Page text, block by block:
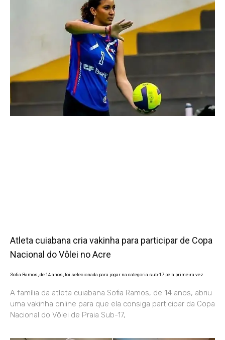
Atleta cuiabana cria vakinha para participar de Copa
Nacional do Vôlei no Acre
Sofia Ramos, de 14 anos, foi selecionada para jogar na categoria sub-17 pela primeira vez
A família da atleta cuiabana Sofia Ramos, de 14 anos, abriu
uma vakinha online para que ela consiga participar da Copa
Nacional do Vôlei de Praia Sub-17,